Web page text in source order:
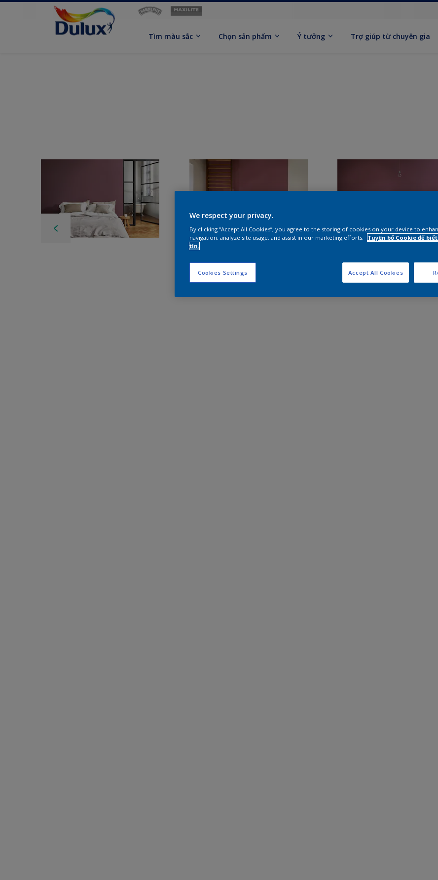
Tìm màu sắc Chọn sản phẩm Ý tưởng Trợ giúp từ chuyên gia
We respect your privacy.
By clicking “Accept All Cookies”, you agree to the storing of cookies on your device to
navigation, analyze site usage, and assist in our marketing efforts.
Tuyên bố Cookie để
tin.
Cookies Settings Accept All Cookies